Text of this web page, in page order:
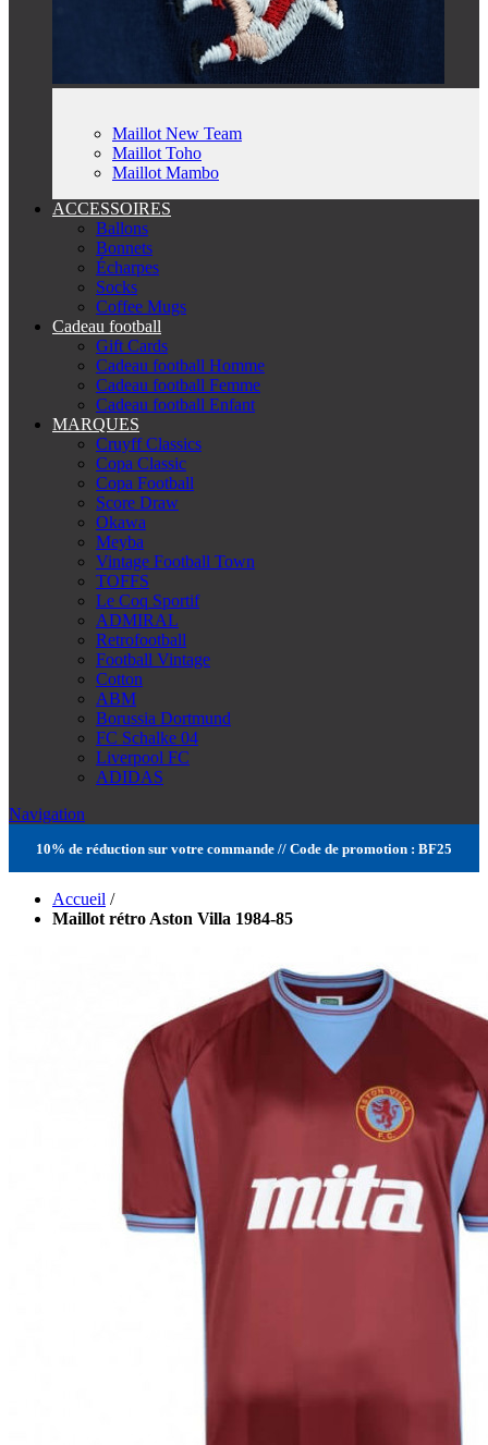
Maillot New Team
Maillot Toho
Maillot Mambo
ACCESSOIRES
Ballons
Bonnets
Écharpes
Socks
Coffee Mugs
Cadeau football
Gift Cards
Cadeau football Homme
Cadeau football Femme
Cadeau football Enfant
MARQUES
Cruyff Classics
Copa Classic
Copa Football
Score Draw
Okawa
Meyba
Vintage Football Town
TOFFS
Le Coq Sportif
ADMIRAL
Retrofootball
Football Vintage
Cotton
ABM
Borussia Dortmund
FC Schalke 04
Liverpool FC
ADIDAS
Navigation
10% de réduction sur votre commande // Code de promotion : BF25
Accueil /
Maillot rétro Aston Villa 1984-85